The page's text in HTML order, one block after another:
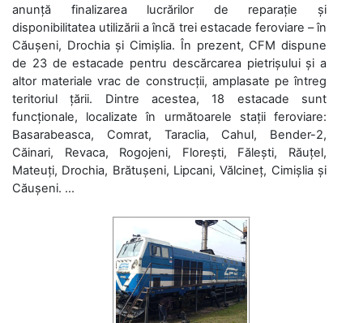
anunță finalizarea lucrărilor de reparație și
disponibilitatea utilizării a încă trei estacade feroviare – în
Căușeni, Drochia și Cimișlia. În prezent, CFM dispune
de 23 de estacade pentru descărcarea pietrișului și a
altor materiale vrac de construcții, amplasate pe întreg
teritoriul țării. Dintre acestea, 18 estacade sunt
funcționale, localizate în următoarele stații feroviare:
Basarabeasca, Comrat, Taraclia, Cahul, Bender-2,
Căinari, Revaca, Rogojeni, Florești, Fălești, Răuțel,
Mateuți, Drochia, Brătușeni, Lipcani, Vălcineț, Cimișlia și
Căușeni. ...